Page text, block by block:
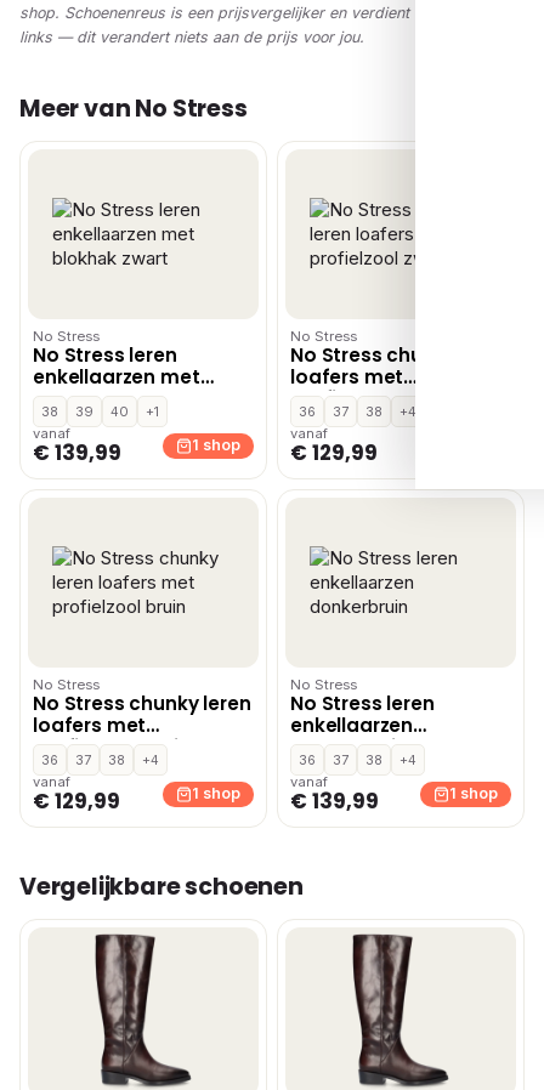
shop. Schoenenreus is een prijsvergelijker en verdient via affiliate-
links — dit verandert niets aan de prijs voor jou.
Meer van No Stress
No Stress
No Stress leren
enkellaarzen met
blokhak zwart
38 39 40
+1
vanaf
€ 139,99 1 shop
No Stress
No Stress chunky leren
loafers met
profielzool zwart
36 37 38
+4
vanaf
€ 129,99
No Stress
No Stress chunky leren
loafers met
profielzool bruin
36 37 38
+4
vanaf
€ 129,99 1 shop
No Stress
No Stress leren
enkellaarzen
donkerbruin
36 37 38
+4
vanaf
€ 139,99 1 shop
Vergelijkbare schoenen